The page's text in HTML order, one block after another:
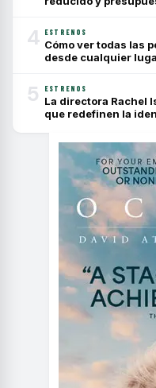
4 ESTRENOS
Cómo ver todas las
desde cualquier
5 ESTRENOS
La directora Rachel
que redefinen la